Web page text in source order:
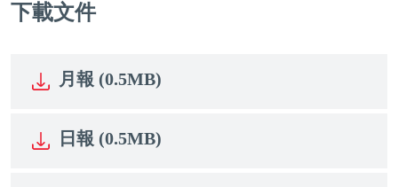
下載文件
月報 (0.5MB)
日報 (0.5MB)